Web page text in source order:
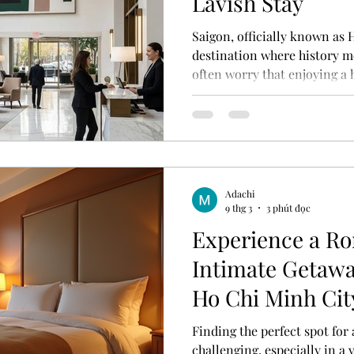
Saigon, officially known as
destination where history
often worry that enjoying a
here means spending a
you can find luxury on a budget with several
the best budget luxury
enjoy a lavish stay while
Experience a
Intimate
Ho Chi Minh
Finding the perfect spot for
challenging, especially in
Adachi
9 thg 3
3 phút đọc